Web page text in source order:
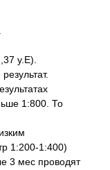
у.Е).
1:800. То
1:200-1:400)
3 мес проводят